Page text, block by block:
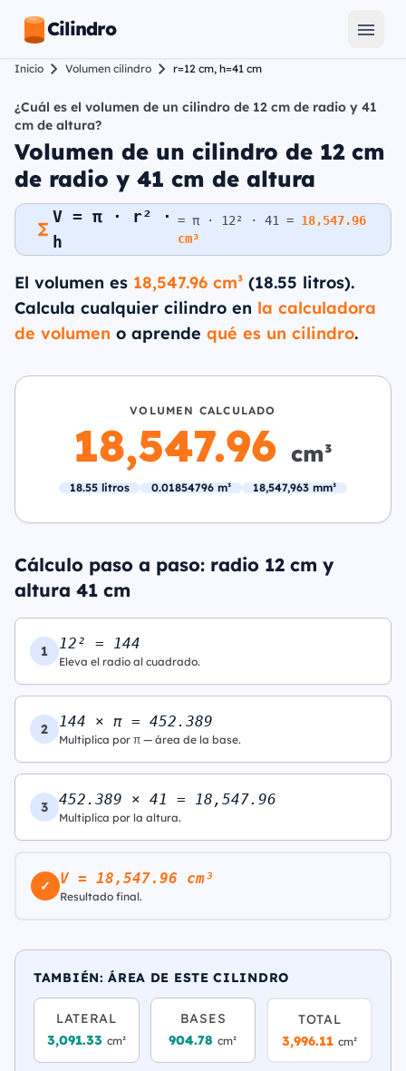
Cilindro
Inicio Volumen cilindro r=12 cm, h=41 cm
¿Cuál es el volumen de un cilindro de 12 cm de radio y 41
cm de altura?
Volumen de un cilindro de 12 cm
de radio y 41 cm de altura
V = π · r² ·
h
= π · 12² · 41 = 18,547.96
cm³
El volumen es 18,547.96 cm³ (18.55 litros).
Calcula cualquier cilindro en la calculadora
de volumen o aprende qué es un cilindro.
VOLUMEN CALCULADO
18,547.96 cm³
18.55 litros 0.01854796 m³ 18,547,963 mm³
Cálculo paso a paso: radio 12 cm y
altura 41 cm
1 12² = 144
Eleva el radio al cuadrado.
2 144 × π = 452.389
Multiplica por π — área de la base.
3 452.389 × 41 = 18,547.96
Multiplica por la altura.
✓ V = 18,547.96 cm³
Resultado final.
TAMBIÉN: ÁREA DE ESTE CILINDRO
LATERAL
3,091.33 cm²
BASES
904.78cm²
TOTAL
3,996.11cm²